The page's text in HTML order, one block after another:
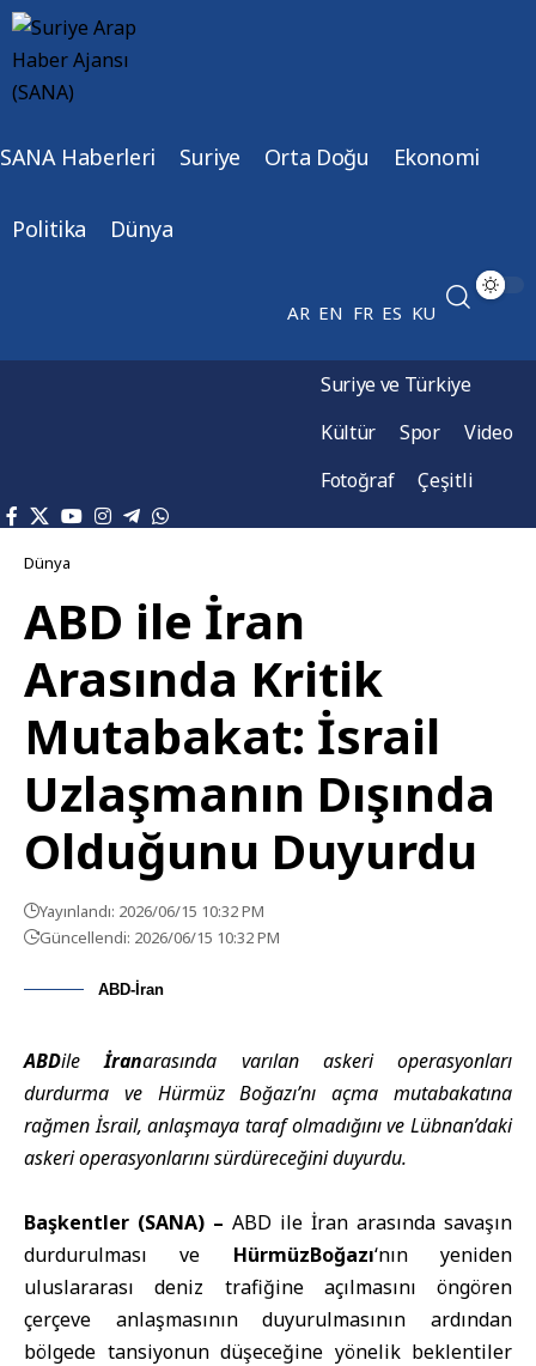
SANA Haberleri Suriye Orta Doğu Ekonomi
Politika Dünya
AR EN FR ES KU
Suriye ve Türkiye
Kültür
Spor
Video
Fotoğraf
Çeşitli
Dünya
ABD ile İran
Arasında Kritik
Mutabakat: İsrail
Uzlaşmanın Dışında
Olduğunu Duyurdu
Yayınlandı: 2026/06/15 10:32 PM
Güncellendi: 2026/06/15 10:32 PM
ABD-İran
ABDileİranarasında varılan askeri operasyonları
durdurma ve Hürmüz Boğazı’nı açma mutabakatına
rağmen İsrail, anlaşmaya taraf olmadığını ve Lübnan’daki
askeri operasyonlarını sürdüreceğini duyurdu.
Başkentler (SANA) – ABD ile İran arasında savaşın
durdurulması ve
HürmüzBoğazı‘nın yeniden
uluslararası deniz trafiğine açılmasını öngören
çerçeve anlaşmasının duyurulmasının ardından
bölgede tansiyonun düşeceğine yönelik beklentiler